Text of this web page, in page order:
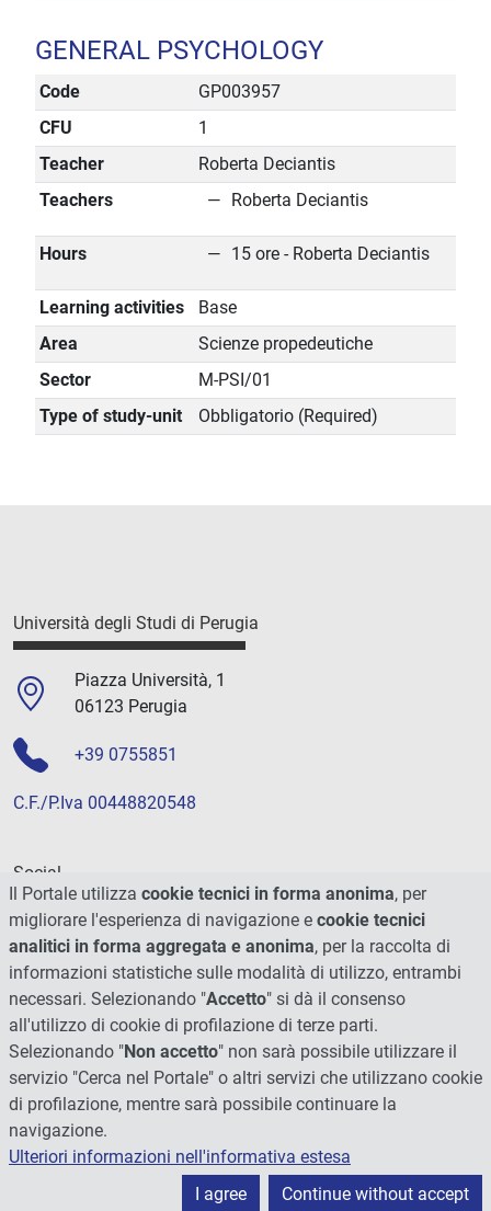
GENERAL PSYCHOLOGY
Code
GP003957
CFU
1
Teacher
Roberta Deciantis
Teachers
Roberta Deciantis
Hours 15 ore - Roberta Deciantis
Learning activities
Base
Area
Scienze propedeutiche
Sector
M-PSI/01
Type of study-unit
Obbligatorio (Required)
Università degli Studi di Perugia
Piazza Università, 1
06123 Perugia
+39 0755851
C.F./P.Iva 00448820548
Social
© 2026 - Università degli Studi di Perugia
Il Portale utilizza cookie tecnici in forma anonima, per
migliorare l'esperienza di navigazione e cookie tecnici
analitici in forma aggregata e anonima, per la raccolta di
informazioni statistiche sulle modalità di utilizzo, entrambi
necessari. Selezionando "Accetto" si dà il consenso
all'utilizzo di cookie di profilazione di terze parti.
Selezionando "Non accetto" non sarà possibile utilizzare il
servizio "Cerca nel Portale" o altri servizi che utilizzano cookie
di profilazione, mentre sarà possibile continuare la
navigazione.
Ulteriori informazioni nell'informativa estesa
I agree
Continue without accept